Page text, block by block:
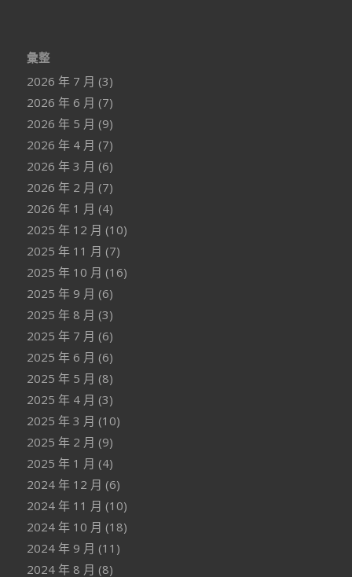
彙整
2026 年 7 月 (3)
2026 年 6 月 (7)
2026 年 5 月 (9)
2026 年 4 月 (7)
2026 年 3 月 (6)
2026 年 2 月 (7)
2026 年 1 月 (4)
2025 年 12 月 (10)
2025 年 11 月 (7)
2025 年 10 月 (16)
2025 年 9 月 (6)
2025 年 8 月 (3)
2025 年 7 月 (6)
2025 年 6 月 (6)
2025 年 5 月 (8)
2025 年 4 月 (3)
2025 年 3 月 (10)
2025 年 2 月 (9)
2025 年 1 月 (4)
2024 年 12 月 (6)
2024 年 11 月 (10)
2024 年 10 月 (18)
2024 年 9 月 (11)
2024 年 8 月 (8)